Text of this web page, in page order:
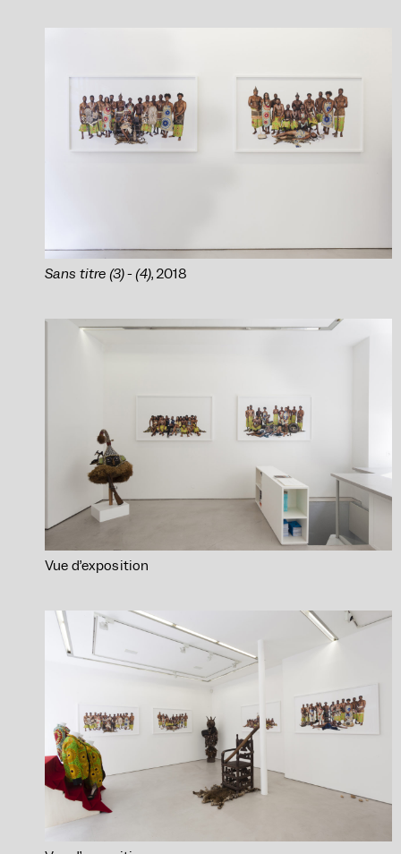
Sans titre (3) - (4), 2018
Vue d’exposition